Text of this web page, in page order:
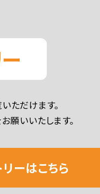
ただけます。
願いいたします。
ーはこちら